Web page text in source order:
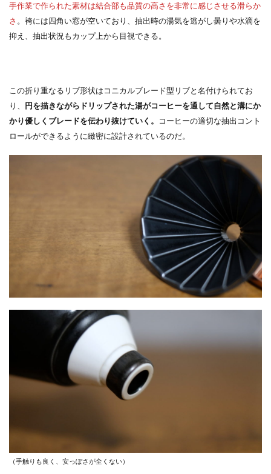
手作業で作られた素材は結合部も品質の高さを非常に感じさせる滑らか
さ。袴には四角い窓が空いており、抽出時の湯気を逃がし曇りや水滴を
抑え、抽出状況もカップ上から目視できる。
この折り重なるリブ形状はコニカルブレード型リブと名付けられてお
り、 円を描きながらドリップされた湯がコーヒーを通して自然と溝にか
かり優しくブレードを伝わり抜けていく。
コーヒーの適切な抽出コント
ロールができるように緻密に設計されているのだ。
（手触りも良く、安っぽさが全くない）